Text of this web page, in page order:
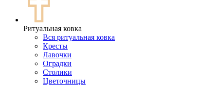
Ритуальная ковка
Вся ритуальная ковка
Кресты
Лавочки
Оградки
Столики
Цветочницы